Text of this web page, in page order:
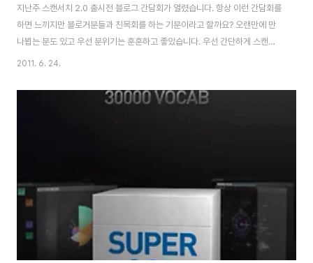
지난주 스캔서치 2.0 출시전 블로그 간담회가 열렸습니다. 항상 이런 간담회를
하면 느끼지만 블로거분들과 친목회를 하는 기분이라고 할까요? 오랜만에 만
나뵙는 분도 있고 우선 분위기는 훈훈하고 좋았습니다. 우선 간단하게 스캔서
치, 스캔서치2.0을 만든 올라웍스에 대한 간단한 소개 시간을 가졌습니다. 올
vision) 기술기반으로 최근 모바일 및 카메라 등에서 중요한 핵심 기술을 보유
2011. 6. 24.